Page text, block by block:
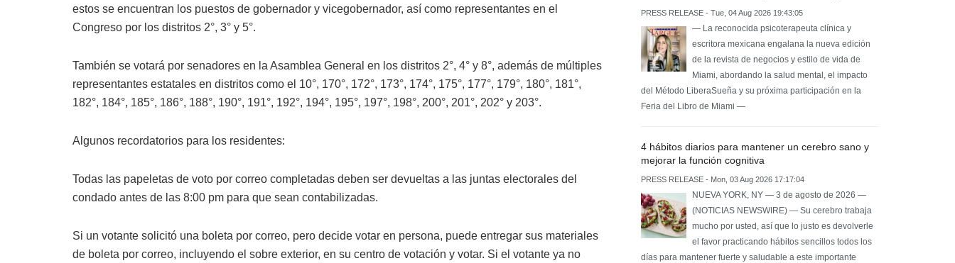
estos se encuentran los puestos de gobernador y vicegobernador, así como representantes en el
Congreso por los distritos 2°, 3° y 5°.
También se votará por senadores en la Asamblea General en los distritos 2°, 4° y 8°, además de múltiples
representantes estatales en distritos como el 10°, 170°, 172°, 173°, 174°, 175°, 177°, 179°, 180°, 181°,
182°, 184°, 185°, 186°, 188°, 190°, 191°, 192°, 194°, 195°, 197°, 198°, 200°, 201°, 202° y 203°.
Algunos recordatorios para los residentes:
Todas las papeletas de voto por correo completadas deben ser devueltas a las juntas electorales del
condado antes de las 8:00 pm para que sean contabilizadas.
Si un votante solicitó una boleta por correo, pero decide votar en persona, puede entregar sus materiales
de boleta por correo, incluyendo el sobre exterior, en su centro de votación y votar. Si el votante ya no
PRESS RELEASE - Tue, 04 Aug 2026 19:43:05
— La reconocida psicoterapeuta clínica y
escritora mexicana engalana la nueva edición
de la revista de negocios y estilo de vida de
Miami, abordando la salud mental, el impacto
del Método LiberaSueña y su próxima participación en la
Feria del Libro de Miami —
4 hábitos diarios para mantener un cerebro sano y
mejorar la función cognitiva
PRESS RELEASE - Mon, 03 Aug 2026 17:17:04
NUEVA YORK, NY — 3 de agosto de 2026 —
(NOTICIAS NEWSWIRE) — Su cerebro trabaja
mucho por usted, así que lo justo es devolverle
el favor practicando hábitos sencillos todos los
días para mantener fuerte y saludable a este importante